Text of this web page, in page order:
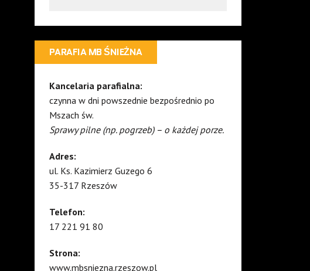
PARAFIA MB ŚNIEŻNA
Kancelaria parafialna:
czynna w dni powszednie bezpośrednio po
Mszach św.
Sprawy pilne (np. pogrzeb) – o każdej porze.
Adres:
ul. Ks. Kazimierz Guzego 6
35-317 Rzeszów
Telefon:
17 221 91 80
Strona:
www.mbsniezna.rzeszow.pl